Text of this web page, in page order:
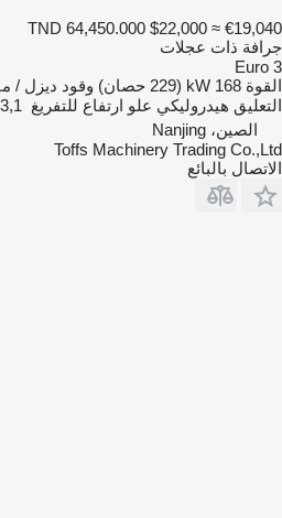
TND 64,450.000 $22,000 ≈ €19,040
جرافة ذات عجلات
Euro 3
القوة 168 kW (229 حصان) وقود ديزل /
التعليق هيدروليكي علو ارتفاع للتفريغ 3,1 متر
الصين، Nanjing
Toffs Machinery Trading Co.,Ltd
الاتصال بالبائع